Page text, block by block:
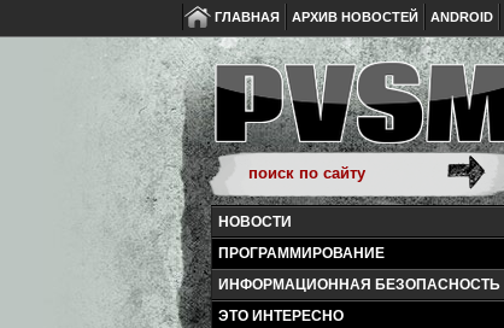
ГЛАВНАЯ АРХИВ НОВОСТЕЙ ANDROID
НОВОСТИ
ПРОГРАММИРОВАНИЕ
ИНФОРМАЦИОННАЯ БЕЗОПАСНОСТЬ
ЭТО ИНТЕРЕСНО